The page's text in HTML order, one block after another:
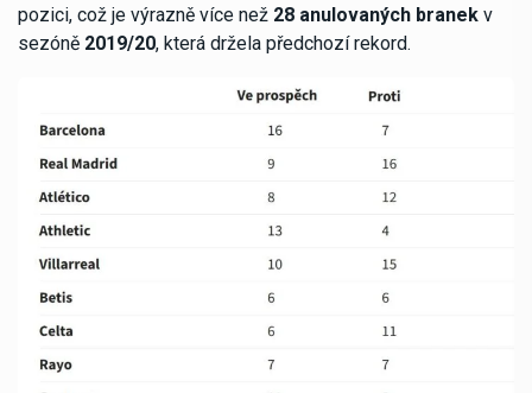
pozici, což je výrazně více než 28 anulovaných branek v
sezóně 2019/20, která držela předchozí rekord.